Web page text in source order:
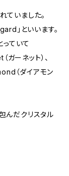
ていました。
」といいます。
ていて
ガーネット）、
（ダイアモン
んだクリスタル